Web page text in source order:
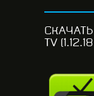
TV